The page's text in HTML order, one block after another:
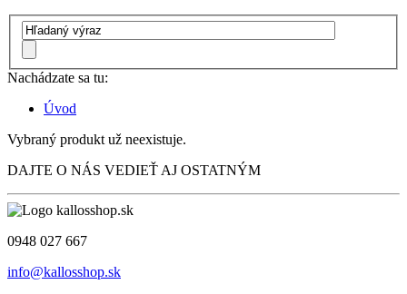
Nachádzate sa tu:
Úvod
Vybraný produkt už neexistuje.
DAJTE O NÁS VEDIEŤ AJ OSTATNÝM
0948 027 667
info@kallosshop.sk